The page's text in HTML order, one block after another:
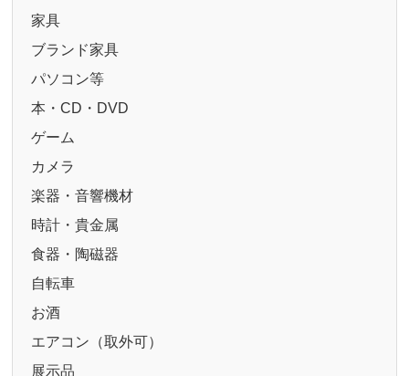
家具
ブランド家具
パソコン等
本・CD・DVD
ゲーム
カメラ
楽器・音響機材
時計・貴金属
食器・陶磁器
自転車
お酒
エアコン（取外可）
展示品